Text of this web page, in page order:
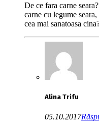
De ce fara carne
carne cu legume
cea mai sanatoasa
Alina Trifu
05.10.2017